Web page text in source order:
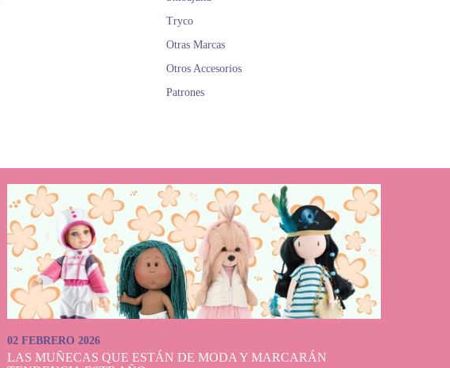
Tryco
Otras Marcas
Otros Accesorios
Patrones
02 FEBRERO 2026
LAS MUÑECAS QUE ESTÁN DE MODA Y MARCARÁN